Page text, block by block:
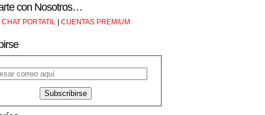
con Nosotros…
CHAT PORTATIL | CUENTAS PREMIUM